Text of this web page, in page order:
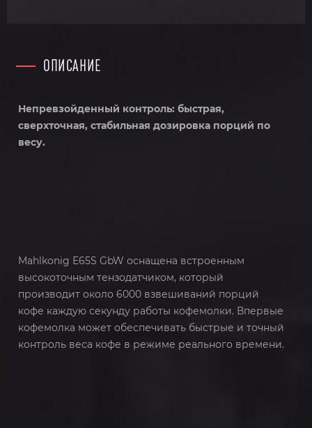
ОПИСАНИЕ
Непревзойденный контроль: быстрая,
сверхточная, стабильная дозировка порций по
весу.
Mahlkonig E65S GbW оснащена встроенным
высокоточным тензодатчиком, который
производит около 6000 взвешиваний порций
кофе каждую секунду работы кофемолки. Впервые
кофемолка может обеспечивать быстрые и точный
контроль веса кофе в режиме реального времени.